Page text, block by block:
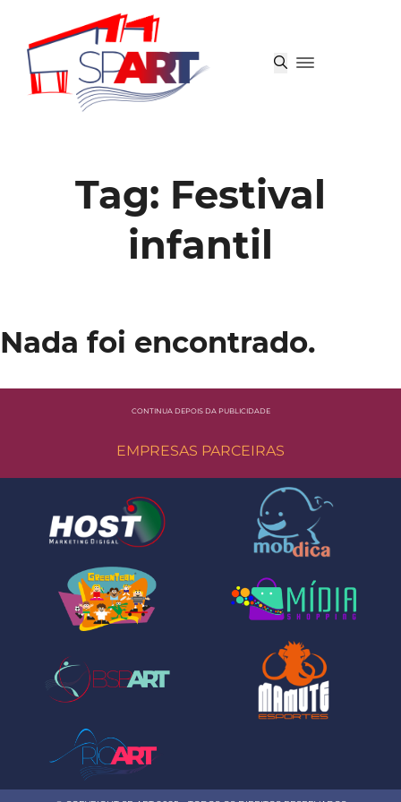
Tag: Festival
infantil
Nada foi encontrado.
CONTINUA DEPOIS DA PUBLICIDADE
EMPRESAS PARCEIRAS